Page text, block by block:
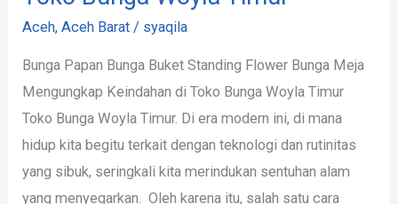
Aceh,Aceh Barat / syaqila
Bunga Papan Bunga Buket Standing Flower Bunga Meja
Mengungkap Keindahan di Toko Bunga Woyla Timur
Toko Bunga Woyla Timur. Di era modern ini, di mana
hidup kita begitu terkait dengan teknologi dan rutinitas
yang sibuk, seringkali kita merindukan sentuhan alam
yang menyegarkan. Oleh karena itu, salah satu cara